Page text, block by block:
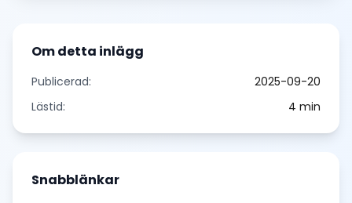
Om detta inlägg
Publicerad:
2025-09-20
Lästid:
4 min
Snabblänkar